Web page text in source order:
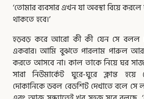
‘তােমার ব্যবসার এখন যা অবস্থা বিয়ে
থাকতে হবে।’
হড়বড় করে আরাে কী কী যেন সে বলল
একবার। আমি বুঝতে পারলাম পারুল আর
করতে আসবে না। কাল তাকে নিয়ে ঘর
সারা নিউমার্কেট ঘুরে-ঘুরে ক্লান্ত
দোকানিকে ডবল বেডশিট দেখাতে বলে